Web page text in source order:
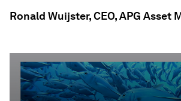
Ronald Wuijster, CEO, APG Asset
seconds
minutes,